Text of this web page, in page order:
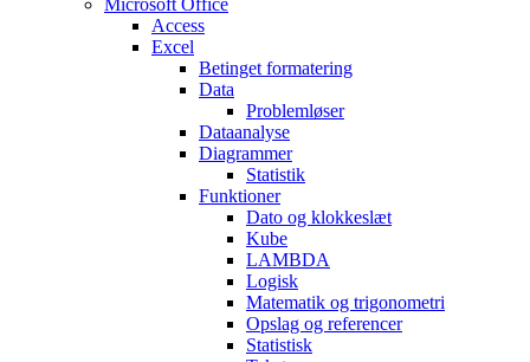
Microsoft Office
Access
Excel
Betinget formatering
Data
Problemløser
Dataanalyse
Diagrammer
Statistik
Funktioner
Dato og klokkeslæt
Kube
LAMBDA
Logisk
Matematik og trigonometri
Opslag og referencer
Statistisk